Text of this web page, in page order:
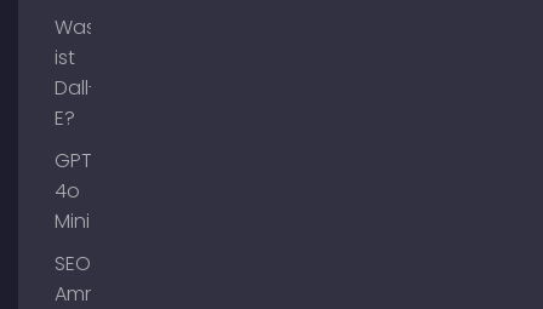
Was
ist
Dall-
E?
GPT-
4o
Mini
SEO
Ammersee